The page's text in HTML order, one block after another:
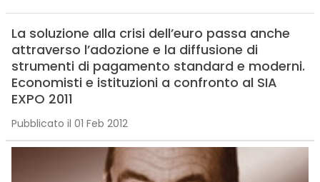
La soluzione alla crisi dell’euro passa anche
attraverso l’adozione e la diffusione di
strumenti di pagamento standard e moderni.
Economisti e istituzioni a confronto al SIA
EXPO 2011
Pubblicato il 01 Feb 2012